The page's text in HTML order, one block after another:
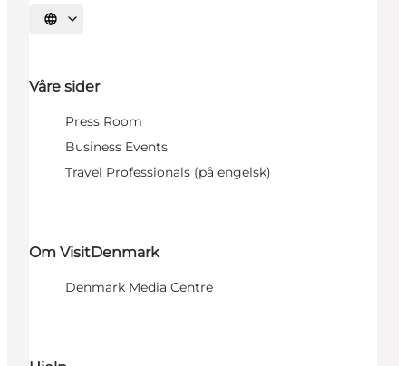
Velg språk
Våre sider
Press Room
Business Events
Travel Professionals (på engelsk)
Om VisitDenmark
Denmark Media Centre